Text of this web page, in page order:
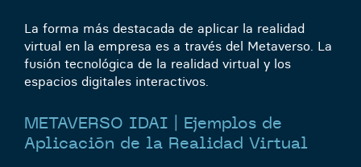
La forma más destacada de aplicar la realidad
virtual en la empresa es a través del Metaverso. La
fusión tecnológica de la realidad virtual y los
espacios digitales interactivos.
METAVERSO IDAI | Ejemplos de
Aplicación de la Realidad Virtual